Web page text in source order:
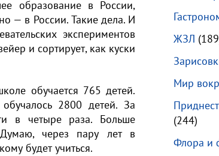
образование в России,
— в России. Такие дела. И
экспериментов
и сортирует, как куски
обучается 765 детей.
2800 детей. За
в четыре раза. Больше
через пару лет в
будет учиться.
ЖЗЛ
Мир
(244)
Флора и